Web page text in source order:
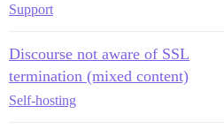
Support
Discourse not aware of SSL
termination (mixed content)
Self-hosting